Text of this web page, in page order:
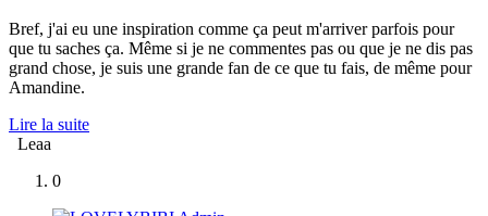
Bref, j'ai eu une inspiration comme ça peut m'arriver parfois pour
que tu saches ça. Même si je ne commentes pas ou que je ne dis pas
grand chose, je suis une grande fan de ce que tu fais, de même pour
Amandine.
Lire la suite
Leaa
0